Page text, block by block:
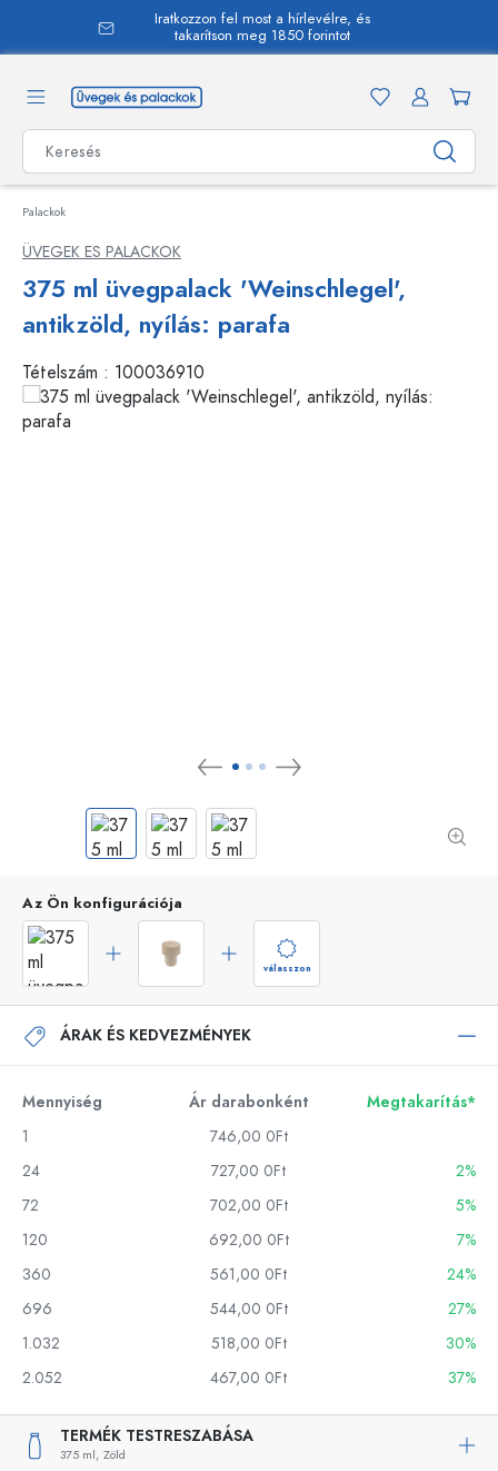
Iratkozzon fel most a hírlevélre, és
takarítson meg 1850 forintot
Palackok
ÜVEGEK ES PALACKOK
375 ml üvegpalack 'Weinschlegel',
antikzöld, nyílás: parafa
Tételszám : 100036910
Az Ön konfigurációja
válasszon
ÁRAK ÉS KEDVEZMÉNYEK
Mennyiség Ár darabonként
Megtakarítás*
1
746,00 0Ft
24
727,00 0Ft
2%
72
702,00 0Ft
5%
120
692,00 0Ft
7%
360
561,00 0Ft
24%
696
544,00 0Ft
27%
1.032
518,00 0Ft
30%
2.052
467,00 0Ft 37%
TERMÉK TESTRESZABÁSA
375 ml, Zöld